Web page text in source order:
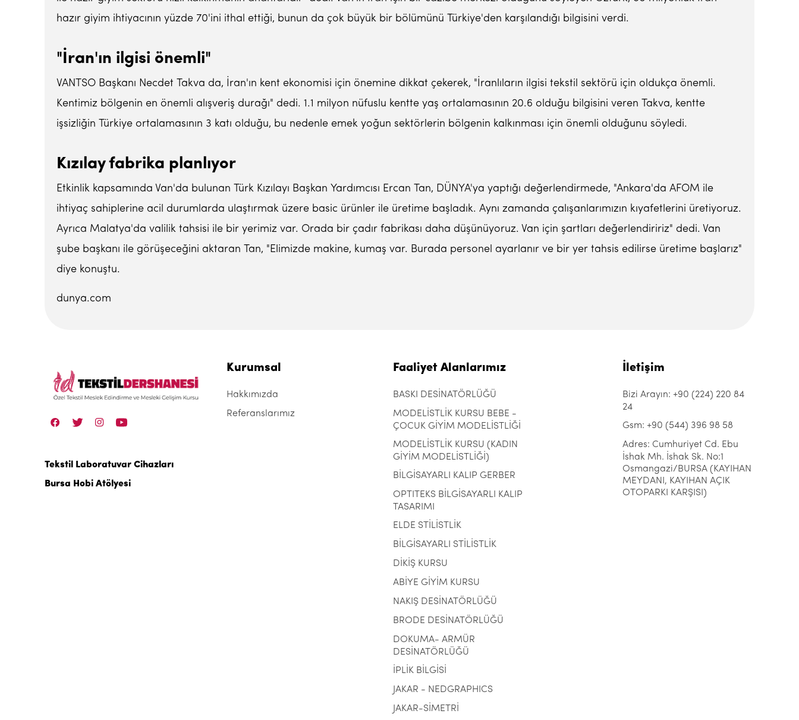
hazır giyim ihtiyacının yüzde 70'ini ithal ettiği, bunun da çok büyük bir bölümünü Türkiye'den karşılandığı bilgisini verdi.
"İran'ın ilgisi önemli"
VANTSO Başkanı Necdet Takva da, İran'ın kent ekonomisi için önemine dikkat çekerek, "İranlıların ilgisi tekstil sektörü için oldukça önemli.
Kentimiz bölgenin en önemli alışveriş durağı" dedi. 1.1 milyon nüfuslu kentte yaş ortalamasının 20.6 olduğu bilgisini veren Takva, kentte
işsizliğin Türkiye ortalamasının 3 katı olduğu, bu nedenle emek yoğun sektörlerin bölgenin kalkınması için önemli olduğunu söyledi.
Kızılay fabrika planlıyor
Etkinlik kapsamında Van'da bulunan Türk Kızılayı Başkan Yardımcısı Ercan Tan, DÜNYA'ya yaptığı değerlendirmede, "Ankara'da AFOM ile
ihtiyaç sahiplerine acil durumlarda ulaştırmak üzere basic ürünler ile üretime başladık. Aynı zamanda çalışanlarımızın kıyafetlerini üretiyoruz.
Ayrıca Malatya'da valilik tahsisi ile bir yerimiz var. Orada bir çadır fabrikası daha düşünüyoruz. Van için şartları değerlendiririz" dedi. Van
şube başkanı ile görüşeceğini aktaran Tan, "Elimizde makine, kumaş var. Burada personel ayarlanır ve bir yer tahsis edilirse üretime başlarız"
diye konuştu.
dunya.com
Tekstil Laboratuvar Cihazları
Bursa Hobi Atölyesi
Kurumsal
Hakkımızda
Referanslarımız
Faaliyet Alanlarımız
BASKI DESİNATÖRLÜĞÜ
MODELİSTLİK KURSU BEBE -
ÇOCUK GİYİM MODELİSTLİĞİ
MODELİSTLİK KURSU (KADIN
GİYİM MODELİSTLİĞİ)
BİLGİSAYARLI KALIP GERBER
OPTITEKS BİLGİSAYARLI KALIP
TASARIMI
ELDE STİLİSTLİK
BİLGİSAYARLI STİLİSTLİK
DİKİŞ KURSU
ABİYE GİYİM KURSU
NAKIŞ DESİNATÖRLÜĞÜ
BRODE DESİNATÖRLÜĞÜ
DOKUMA- ARMÜR
DESİNATÖRLÜĞÜ
İPLİK BİLGİSİ
JAKAR - NEDGRAPHICS
JAKAR-SİMETRİ
İletişim
Bizi Arayın: +90 (224) 220 84
24
Gsm: +90 (544) 396 98 58
Adres: Cumhuriyet Cd. Ebu
İshak Mh. İshak Sk. No:1
Osmangazi/BURSA (KAYIHAN
MEYDANI, KAYIHAN AÇIK
OTOPARKI KARŞISI)